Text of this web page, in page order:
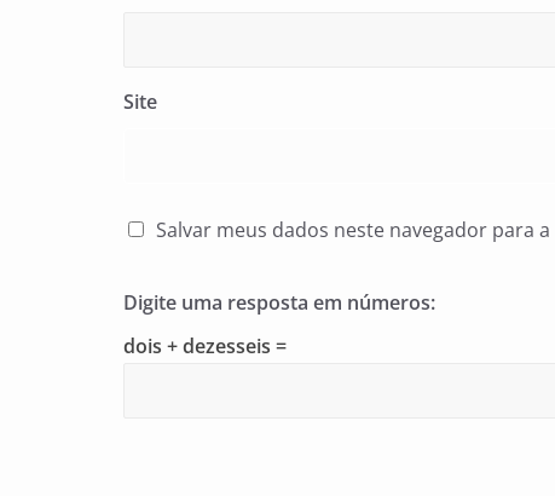
Site
Salvar meus dados neste navegador para
Digite uma resposta em números:
dois + dezesseis =